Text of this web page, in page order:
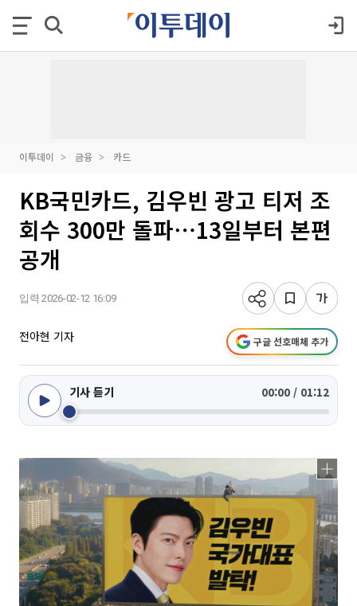
이투데이 금융 카드
KB국민카드, 김우빈 광고 티저 조
회수 300만 돌파⋯13일부터 본편
공개
입력 2026-02-12 16:09
전아현 기자 구글 선호매체 추가
기사 듣기 00:00 / 01:12